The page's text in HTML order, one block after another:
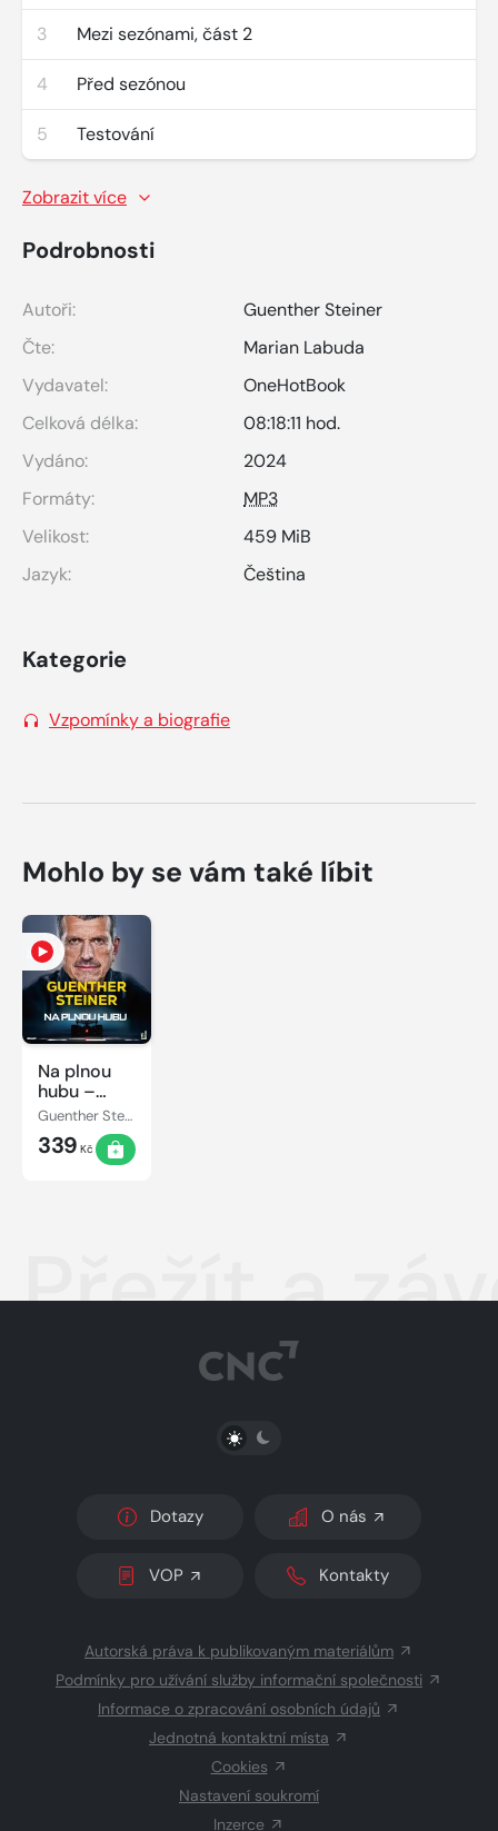
3 Mezi sezónami, část 2
4 Před sezónou
5 Testování
Zobrazit více
Podrobnosti
Autoři:
Guenther Steiner
Čte:
Marian Labuda
Vydavatel:
OneHotBook
Celková délka:
08:18:11 hod.
Vydáno:
2024
Formáty:
MP3
Velikost:
459 MiB
Jazyk:
Čeština
Kategorie
Vzpomínky a biografie
Mohlo by se vám také líbit
Na plnou
hubu –
Parádní
desetiletí
ve formuli 1
Guenther Steiner
339 Kč
Přežít a
PŘEPNOUT SVĚTLÝ/TMAVÝ REŽIM
Dotazy O nás
VOP Kontakty
Autorská práva k publikovaným materiálům
Podmínky pro užívání služby informační společnosti
Informace o zpracování osobních údajů
Jednotná kontaktní místa
Cookies
Nastavení soukromí
Inzerce